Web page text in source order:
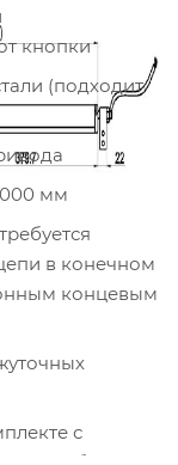
кнопки
(подходит
мм
в конечном
концевым
с